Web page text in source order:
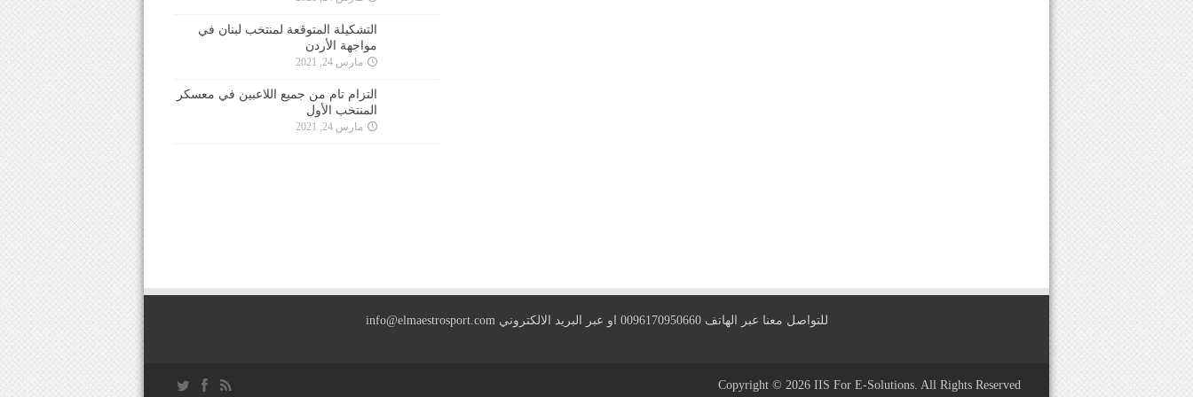
التشكيلة المتوقعة لمنتخب لبنان في
مواجهة الأردن
مارس 24, 2021
التزام تام من جميع اللاعبين في معسكر
المنتخب الأول
مارس 24, 2021
للتواصل معنا عبر الهاتف 0096170950660 او عبر البريد الالكتروني info@elmaestrosport.com
Copyright © 2026 IIS For E-Solutions. All Rights Reserved